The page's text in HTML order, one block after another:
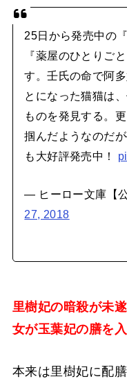
25日から発売中の
『薬屋のひとりご
す。壬氏の命で阿
とになった猫猫は
ものを発見する。
掴んだようなの
も大好評発売中！
— ヒーロー文庫【
27, 2018
里樹妃の暗殺が未
女が玉葉妃の膳を
本来は里樹妃に配